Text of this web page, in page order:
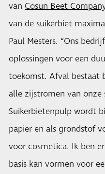
van Cosun Beet
van de suikerbiet
Paul Mesters. “Ons
oplossingen voor een
toekomst. Afval bestaat
alle zijstromen van
Suikerbietenpulp wordt
papier en als grondstof
voor cosmetica. Ik ben
basis kan vormen voor